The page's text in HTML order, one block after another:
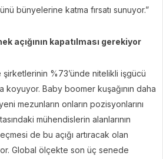
bünyelerine katma fırsatı sunuyor.”
açığının kapatılması gerekiyor
şirketlerinin %73’ünde nitelikli işgücü
koyuyor. Baby boomer kuşağının daha
mezunların onların pozisyonlarını
mühendislerin alanlarının
de bu açığı artıracak olan
Global ölçekte son üç senede